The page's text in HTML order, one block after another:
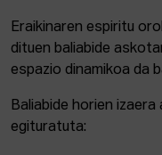
Eraikinaren espiritu
dituen baliabide
espazio dinamikoa da
Baliabide horien
egituratuta: